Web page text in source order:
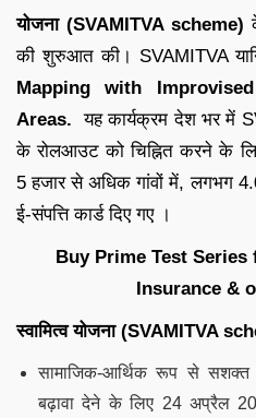
योजना (SVAMITVA scheme)
की शुरुआत की। SVAMITVA
Mapping with
Areas. यह कार्यक्रम देश भर में
के रोलआउट को चिह्नित करने के
5 हजार से अधिक गांवों में, लगभग
ई-संपत्ति कार्ड दिए गए ।
Buy Prime Test
Insurance &
स्वामित्व योजना (SVAMITVA
सामाजिक-आर्थिक रूप से सशक्त
बढ़ावा देने के लिए 24 अप्रैल